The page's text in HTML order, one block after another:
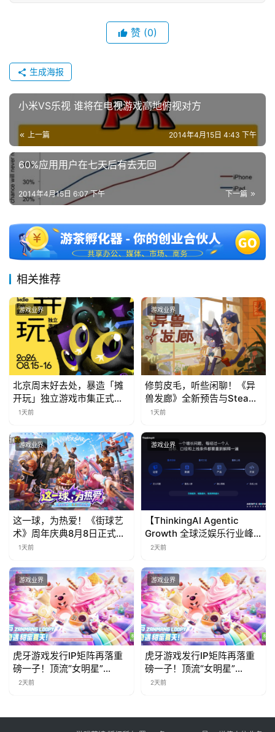
月
3
日
游
茶
对
接
会
上
站
中
文
(
中
)
赞 (0)
生成海报
小米VS乐视 谁将在电视游戏高地俯视对方
上一篇 2014年4月15日 4:43 下午
60%应用用户在七天后有去无回
下一篇
2014年4月15日 6:07 下午
相关推荐
游戏业界
北京周末好去处，暴造「摊
开玩」独立游戏市集正式开
票！
1天前
游戏业界
修剪皮毛，听些闲聊！《异
兽发廊》全新预告与Steam
免费试玩公开
1天前
游戏业界
这一球，为热爱！《街球艺
术》周年庆典8月8日正式上
线，多重福利与全新内容同
1天前
游戏业界
【ThinkingAI Agentic
Growth 全球泛娱乐行业峰
会】Agent 时代，人到底负
2天前
游戏业界
虎牙游戏发行IP矩阵再落重
磅一子！顶流“女明星”
ZANMANG LOOPY 正版3D
2天前
游戏业界
虎牙游戏发行IP矩阵再落重
磅一子！顶流“女明星”
ZANMANG LOOPY 正版3D
2天前